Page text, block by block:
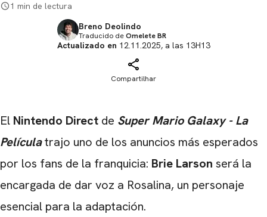
1 min de lectura
Breno Deolindo
Traducido deOmelete BR
Actualizado en 12.11.2025, a las 13H13
Compartilhar
El Nintendo Direct de Super Mario Galaxy - La
Películatrajo uno de los anuncios más esperados
por los fans de la franquicia: Brie Larson será la
encargada de dar voz a Rosalina, un personaje
esencial para la adaptación.